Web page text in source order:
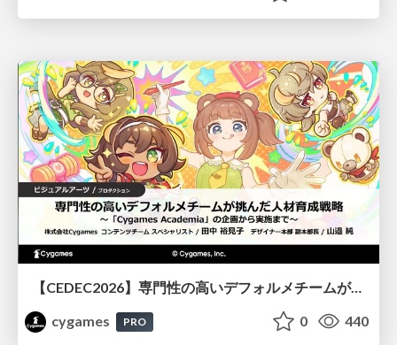
【CEDEC2026】専門性の高いデフォルメチームが挑んだ人材育成戦略 〜Cygames Academiaの企画から実施まで〜
cygames
PRO 0 440